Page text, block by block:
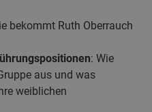
bekommt Ruth Oberrauch
: Wie
aus und was
weiblichen